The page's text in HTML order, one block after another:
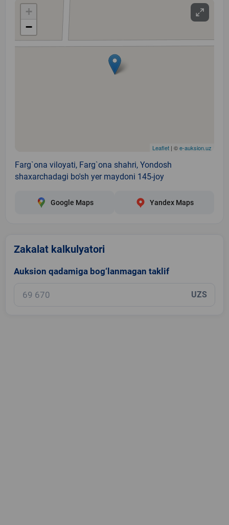
+
−
Leaflet | ©e-auksion.uz
Farg`ona viloyati, Farg`ona shahri, Yondosh
shaxarchadagi bo'sh yer maydoni 145-joy
Google Maps Yandex Maps
Zakalat kalkulyatori
Auksion qadamiga bog‘lanmagan taklif
UZS